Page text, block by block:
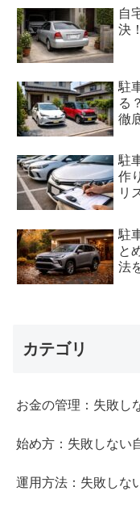
自
決
駐
る
徹
駐
作
リ
駐
と
法
カテゴリ
お金の管理：失敗し
始め方：失敗しない
運用方法：失敗しな